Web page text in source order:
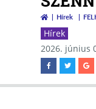
Hírek
Hírek
2026. június